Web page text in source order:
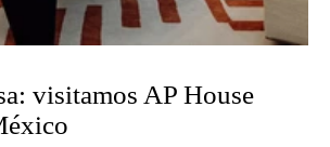
visitamos AP House